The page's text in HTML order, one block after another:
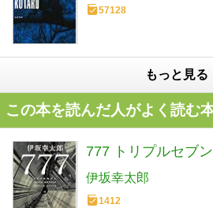
57128
もっと見る
この本を読んだ人がよく読む
777 トリプルセブ
伊坂幸太郎
1412